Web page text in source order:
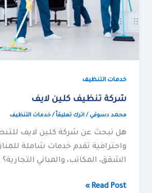
خدمات التنظيف
شركة تنظيف كلين لايف
محمد دسوقي /اترك تعليقاً /خدمات التنظيف
هل تبحث عن شركة كلين لايف
واحترافية تقدم خدمات شاملة
الشقق، المكاتب، والمباني
Read Post »